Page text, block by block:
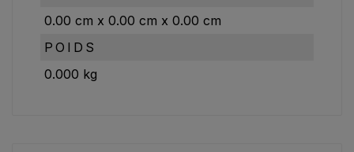
0.00 cm x 0.00 cm x 0.00 cm
POIDS
0.000 kg